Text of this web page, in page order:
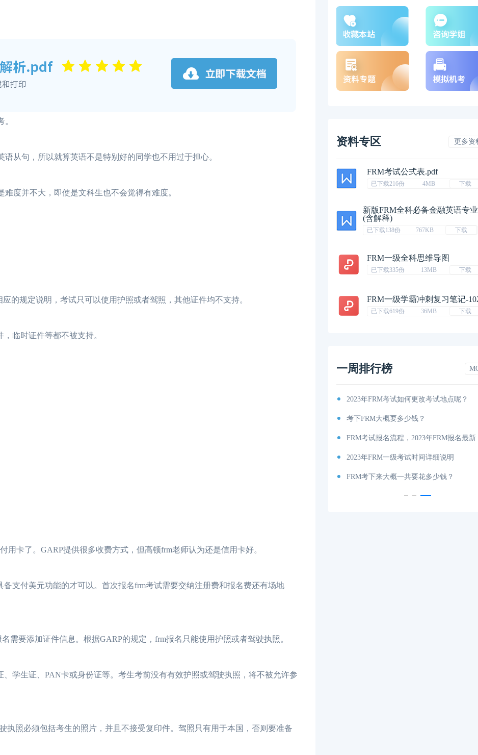
从句，所以就算英语不是特别好的同学也不用过于担心。
度并不大，即使是文科生也不会觉得有难度。
的规定说明，考试只可以使用护照或者驾照，其他证件均不支持。
临时证件等都不被支持。
用卡了。GARP提供很多收费方式，但高顿frm老师认为还是信用卡好。
支付美元功能的才可以。首次报名frm考试需要交纳注册费和报名费还有场地
需要添加证件信息。根据GARP的规定，frm报名只能使用护照或者驾驶执照。
学生证、PAN卡或身份证等。考生考前没有有效护照或驾驶执照，将不被允许参
执照必须包括考生的照片，并且不接受复印件。驾照只有用于本国，否则要准备
资料专区 更多资
FRM考试公式表.pdf
已下载216份 4MB 下载
新版FRM全科必备金融英语专
(含解释)
已下载138份 767KB 下载
FRM一级全科思维导图
已下载335份 13MB 下载
FRM一级学霸冲刺复习笔记-
已下载619份 36MB 下载
一周排行榜
2023年FRM考试如何更改考试地点呢？
考下FRM大概要多少钱？
FRM考试报名流程，2023年FRM报名最新
2023年FRM一级考试时间详细说明
FRM考下来大概一共要花多少钱？